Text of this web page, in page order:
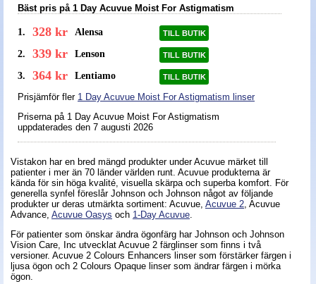
Bäst pris på 1 Day Acuvue Moist For Astigmatism
1. 328 kr Alensa TILL BUTIK
2. 339 kr Lenson TILL BUTIK
3. 364 kr Lentiamo TILL BUTIK
Prisjämför fler 1 Day Acuvue Moist For Astigmatism linser
Priserna på 1 Day Acuvue Moist For Astigmatism
uppdaterades den 7 augusti 2026
Vistakon har en bred mängd produkter under Acuvue märket till
patienter i mer än 70 länder världen runt. Acuvue produkterna är
kända för sin höga kvalité, visuella skärpa och superba komfort. För
generella synfel föreslår Johnson och Johnson något av följande
produkter ur deras utmärkta sortiment: Acuvue, Acuvue 2, Acuvue
Advance, Acuvue Oasys och 1-Day Acuvue.
För patienter som önskar ändra ögonfärg har Johnson och Johnson
Vision Care, Inc utvecklat Acuvue 2 färglinser som finns i två
versioner. Acuvue 2 Colours Enhancers linser som förstärker färgen i
ljusa ögon och 2 Colours Opaque linser som ändrar färgen i mörka
ögon.